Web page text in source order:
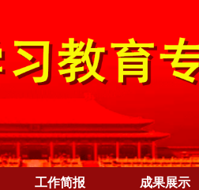
工作简报 成果展示